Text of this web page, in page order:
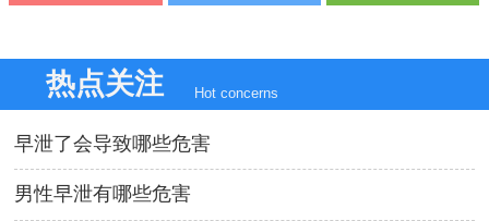
热点关注 Hot concerns
早泄了会导致哪些危害
男性早泄有哪些危害